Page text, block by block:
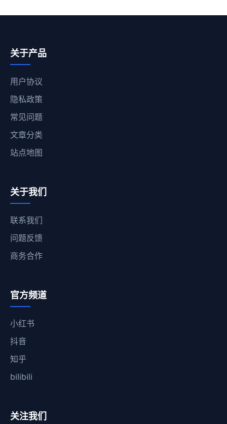
关于产品
用户协议
隐私政策
常见问题
文章分类
站点地图
关于我们
联系我们
问题反馈
商务合作
官方频道
小红书
抖音
知乎
bilibili
关注我们